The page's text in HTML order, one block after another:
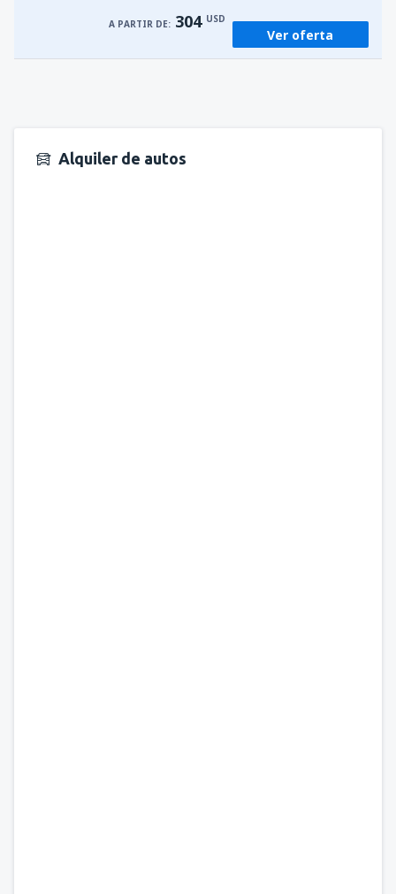
San Juan, Luis Munoz Marín (SJU)
A PARTIR DE: 89USD
A PARTIR DE: 304 USD
Ver oferta
Alquiler de autos